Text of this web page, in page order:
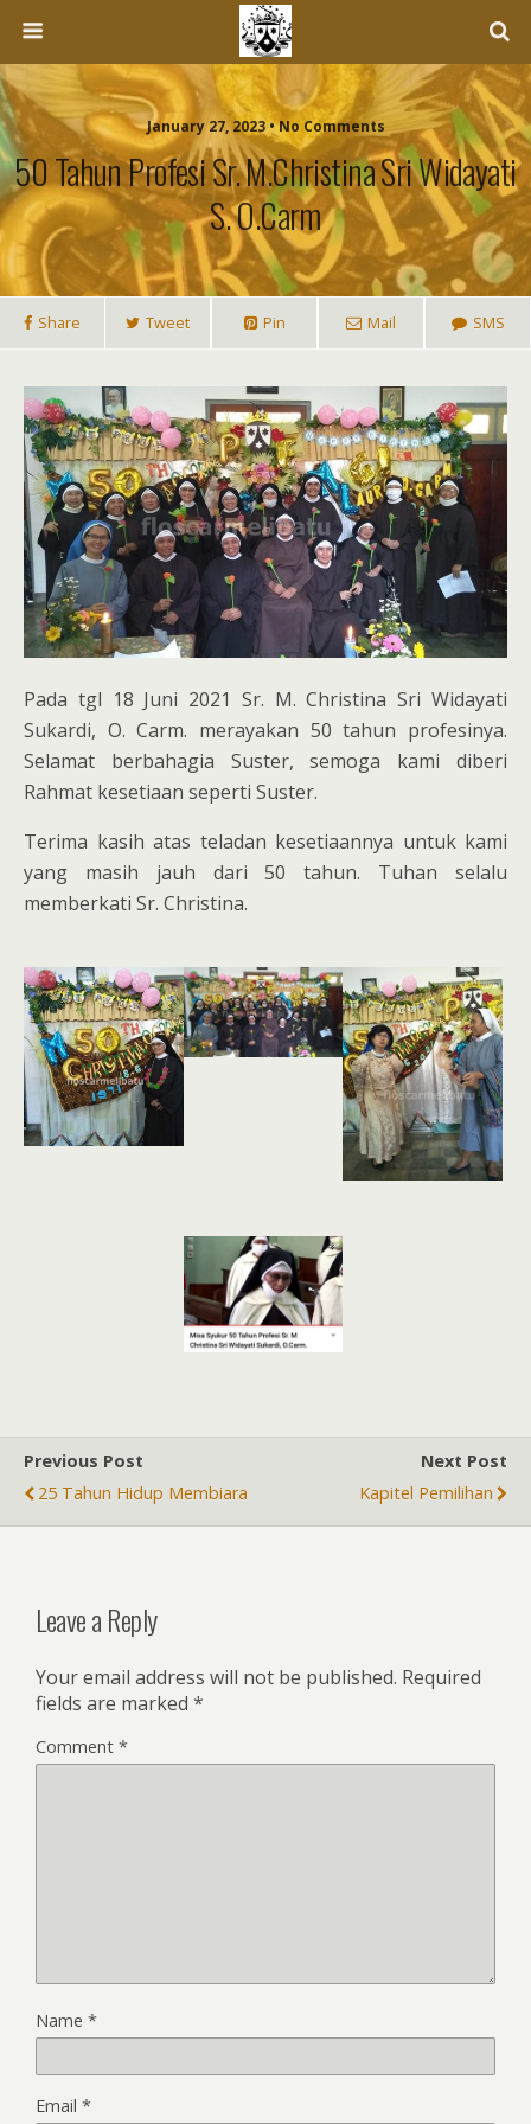
January 27, 2023 • No Comments
50 Tahun Profesi Sr. M.Christina Sri Widayati
S. O.Carm
Share Tweet Pin Mail SMS
Pada tgl 18 Juni 2021 Sr. M. Christina Sri Widayati
Sukardi, O. Carm. merayakan 50 tahun profesinya.
Selamat berbahagia Suster, semoga kami diberi
Rahmat kesetiaan seperti Suster.
Terima kasih atas teladan kesetiaannya untuk kami
yang masih jauh dari 50 tahun. Tuhan selalu
memberkati Sr. Christina.
Previous Post
25 Tahun Hidup Membiara
Next Post
Kapitel Pemilihan
Leave a Reply
Your email address will not be published. Required
fields are marked *
Comment *
Name *
Email *